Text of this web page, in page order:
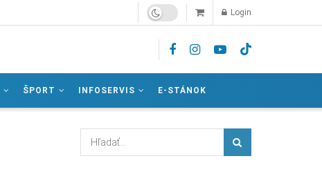
Login
ŠPORT INFOSERVIS E-STÁNOK